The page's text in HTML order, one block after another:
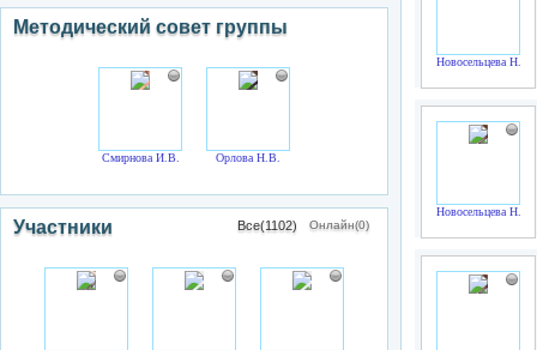
Методический совет группы
Смирнова И.В. Орлова Н.В.
Участники Все(1102) Онлайн(0)
Новосельцева Н.Л.
Новосельцева Н.Л.